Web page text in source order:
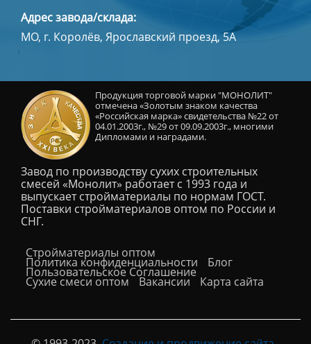
Адрес завода/склада:
МО, г. Королёв, Ярославский проезд, 5А
Продукция торговой марки "МОНОЛИТ"
отмечена «Золотым знаком качества
«Российская марка» свидетельства №22 от
04.01.2003г., №29 от 09.09.2003г., многими
Дипломами и наградами.
Завод по производству сухих строительных
смесей «Монолит» работает с 1993 года и
выпускает стройматериалы по нормам ГОСТ.
Поставки стройматериалов оптом по России и
СНГ.
Cтройматериалы оптом
Политика конфиденциальности Блог
Пользовательское Соглашение
Сухие смеси оптом Вакансии Карта сайта